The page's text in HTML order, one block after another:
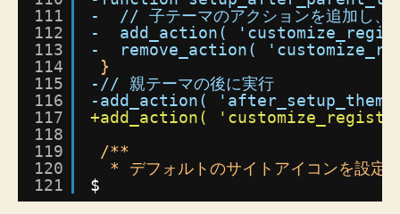
111
112
113
114
115
116
117
118
119
120
121
-  // 子テーマのアクションを追加し、
-  add_action(
-  remove_action(
}
-// 親テーマの後に実行
-add_action(
+add_action(
/**
* デフォルトのサイトアイコンを設定
$